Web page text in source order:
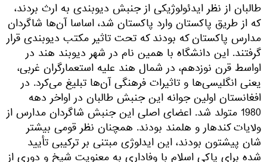
طالبان از نظر ایدئولوژیکی از جنبش دیوبندی به ارث بردند،
که از طریق پاکستان وارد پاکستان شد، اساسا آن‌ها شاگردان
مدارس پاکستان که بودند که تحت تاثیر مکتب دیوبندی قرار
گرفتند. این دانشگاه با همین نام در شهر دیوبند هند در
اواسط قرن نوزدهم، در شمال هند علیه استعمارگران غربی،
یعنی انگلیسی‌ها و تاثیرات فرهنگی آن‌ها تبلیغ می‌کرد. در
افغانستان اولین جوانه این جنبش طالبان در اواخر دهه
1980 متولد شد. اعضای اصلی این جنبش شاگردان مدارس از
ولایات کندهار و هلمند بودند. همچنان نظر قومی بیشتر
شان پیشتون بودند، این ایدلوژی مبتنی بر ترکیبی تأیید